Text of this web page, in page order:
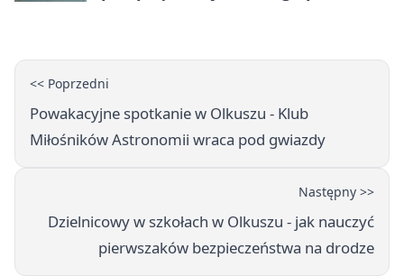
<< Poprzedni
Powakacyjne spotkanie w Olkuszu - Klub
Miłośników Astronomii wraca pod gwiazdy
Następny >>
Dzielnicowy w szkołach w Olkuszu - jak nauczyć
pierwszaków bezpieczeństwa na drodze